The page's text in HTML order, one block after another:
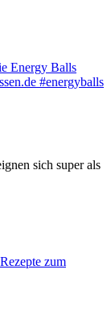
sich super als